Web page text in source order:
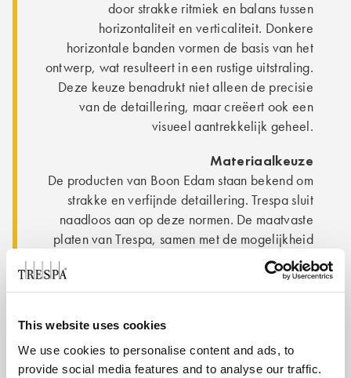
This website uses cookies
We use cookies to personalise content and ads, to
provide social media features and to analyse our traffic.
door strakke ritmiek en balans tussen
horizontaliteit en verticaliteit. Donkere
horizontale banden vormen de basis van het
ontwerp, wat resulteert in een rustige uitstraling.
Deze keuze benadrukt niet alleen de precisie
van de detaillering, maar creëert ook een
visueel aantrekkelijk geheel.
Materiaalkeuze
De producten van Boon Edam staan bekend om
strakke en verfijnde detaillering. Trespa sluit
naadloos aan op deze normen. De maatvaste
platen van Trespa, samen met de mogelijkheid
om strak te detailleren, waren doorslaggevende
factoren in de materiaalkeuze. Bovendien biedt
Trespa een uitstekende
prijs/kwaliteitverhouding en heeft het
van snijverlies in het ontwerp.